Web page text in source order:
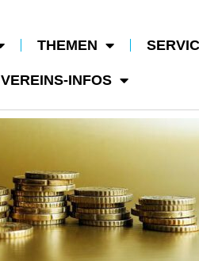
THEMEN
VEREINS-INFOS